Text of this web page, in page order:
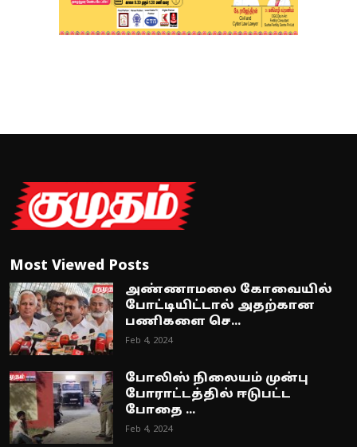
Most Viewed Posts
அண்ணாமலை கோவையில்
போட்டியிட்டால் அதற்கான
பணிகளை செ...
Feb 4, 2024
போலிஸ் நிலையம் முன்பு
போராட்டத்தில் ஈடுபட்ட
போதை ...
Feb 4, 2024